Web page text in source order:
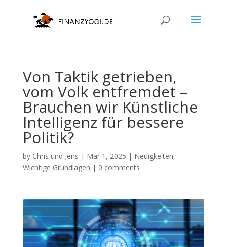
Von Taktik getrieben,
vom Volk entfremdet –
Brauchen wir Künstliche
Intelligenz für bessere
Politik?
by Chris und Jens | Mar 1, 2025 | Neuigkeiten,
Wichtige Grundlagen | 0 comments